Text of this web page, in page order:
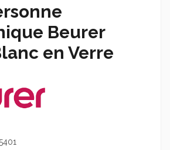
Beurer
en Verre